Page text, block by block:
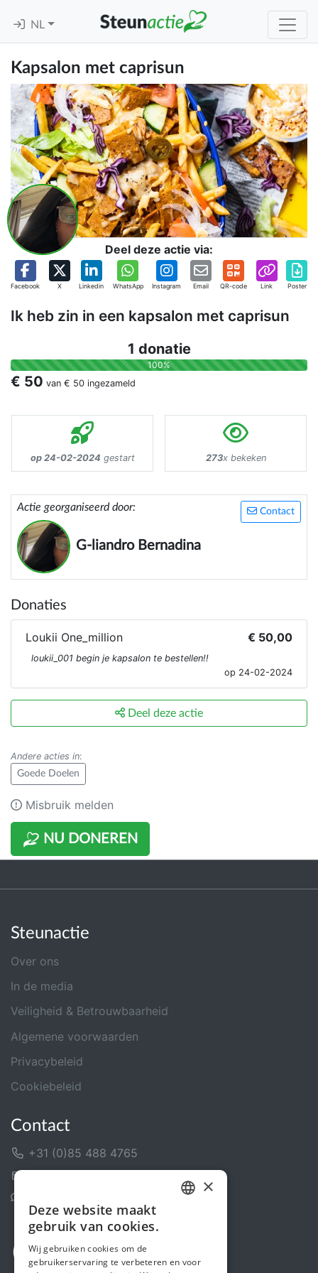
NL
Kapsalon met caprisun
Deel deze actie via:
Facebook X Linkedin WhatsApp Instagram Email QR-code Link Poster
Ik heb zin in een kapsalon met caprisun
1 donatie
100%
€ 50 van € 50 ingezameld
op 24-02-2024 gestart 273x bekeken
Contact
Actie georganiseerd door:
G-liandro Bernadina
NU DONEREN
Donaties
Loukii One_million € 50,00
loukii_001 begin je kapsalon te bestellen!!
op 24-02-2024
Deel deze actie
Andere acties in:
Goede Doelen
Misbruik melden
Steunactie
Over ons
In de media
Veiligheid & Betrouwbaarheid
Algemene voorwaarden
Privacybeleid
Cookiebeleid
Contact
+31 (0)85 488 4765
ENGLISH
×
Deze website maakt
gebruik van cookies.
Wij gebruiken cookies om de
gebruikerservaring te verbeteren en voor